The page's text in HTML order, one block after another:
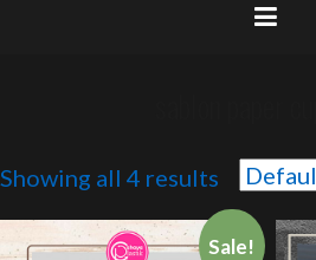
Showing all 4 results
Sale!